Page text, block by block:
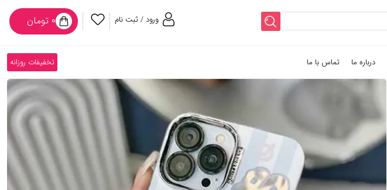
ورود / ثبت نام ۰ تومان
درباره ما تماس با ما تخفیفات روزانه